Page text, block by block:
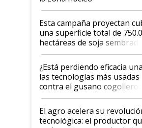
Esta campaña proyectan
una superficie total de
hectáreas de soja sembradas
con una nueva generación
variedades que marcan un
salto tecnológico en
rendimiento
¿Está perdiendo eficacia
las tecnologías más usadas
contra el gusano cogollero?
desafío de una tecnología
El agro acelera su
tecnológica: el productor